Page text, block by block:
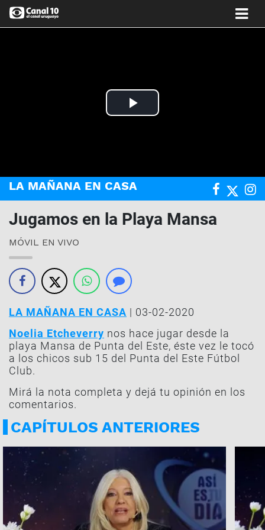
Play
LA MAÑANA EN CASA
Jugamos en la Playa Mansa
MÓVIL EN VIVO
LA MAÑANA EN CASA | 03-02-2020
Noelia Etcheverry nos hace jugar desde la
playa Mansa de Punta del Este, éste vez le tocó
a los chicos sub 15 del Punta del Este Fútbol
Club.
Mirá la nota completa y dejá tu opinión en los
comentarios.
CAPÍTULOS ANTERIORES